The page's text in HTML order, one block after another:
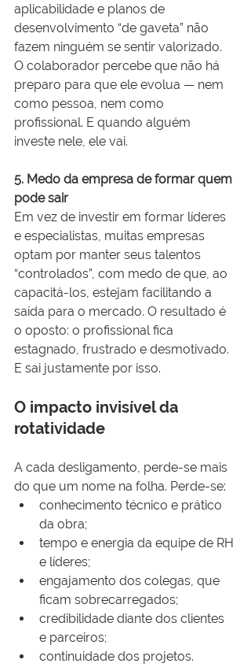
aplicabilidade e planos de
desenvolvimento “de gaveta” não
fazem ninguém se sentir valorizado.
O colaborador percebe que não há
preparo para que ele evolua — nem
como pessoa, nem como
profissional. E quando alguém
investe nele, ele vai.
5. Medo da empresa de formar quem
pode sair
Em vez de investir em formar líderes
e especialistas, muitas empresas
optam por manter seus talentos
“controlados”, com medo de que, ao
capacitá-los, estejam facilitando a
saída para o mercado. O resultado é
o oposto: o profissional fica
estagnado, frustrado e desmotivado.
E sai justamente por isso.
O impacto invisível da
rotatividade
A cada desligamento, perde-se mais
do que um nome na folha. Perde-se:
conhecimento técnico e prático
da obra;
tempo e energia da equipe de RH
e líderes;
engajamento dos colegas, que
ficam sobrecarregados;
credibilidade diante dos clientes
e parceiros;
continuidade dos projetos.